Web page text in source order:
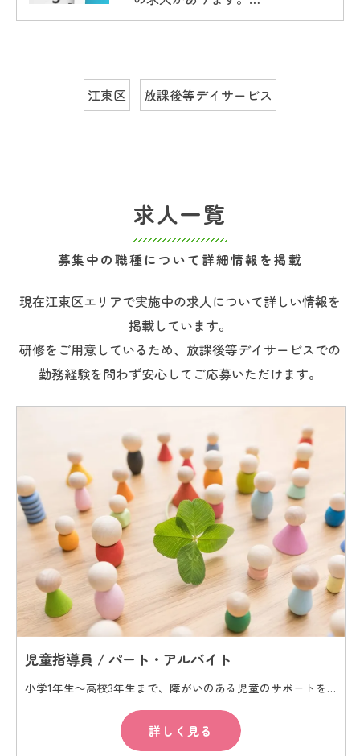
江東区 放課後等デイサービス
募集中の職種について詳細情報を掲載
求人一覧
現在江東区エリアで実施中の求人について詳しい情報を
掲載しています。
研修をご用意しているため、放課後等デイサービスでの
勤務経験を問わず安心してご応募いただけます。
児童指導員 / パート・アルバイト
小学1年生～高校3年生まで、障がいのある児童のサポートをお願いします
詳しく見る